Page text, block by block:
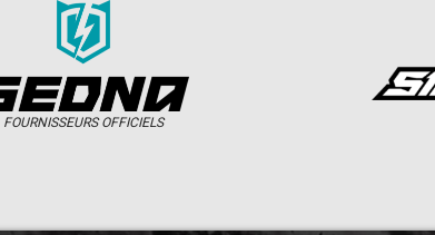
FOURNISSEURS OFFICIELS